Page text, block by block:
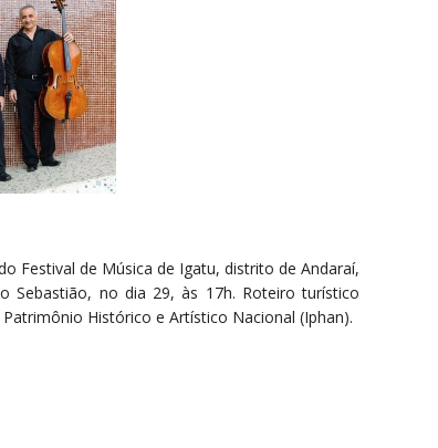
Festival de Música de Igatu, distrito de Andaraí,
Sebastião, no dia 29, às 17h. Roteiro turístico
Histórico e Artístico Nacional (Iphan).